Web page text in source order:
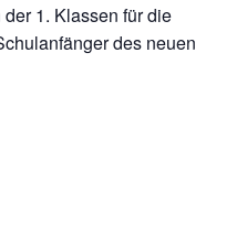
1. Klassen für die
des neuen